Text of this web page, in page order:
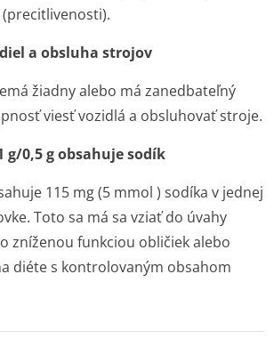
a obsluha strojov
žiadny alebo má zanedbateľný
viesť vozidlá a obsluhovať stroje.
g/0,5 g obsahuje sodík
115 mg (5 mmol ) sodíka v jednej
Toto sa má sa vziať do úvahy
zníženou funkciou obličiek alebo
diéte s kontrolovaným obsahom